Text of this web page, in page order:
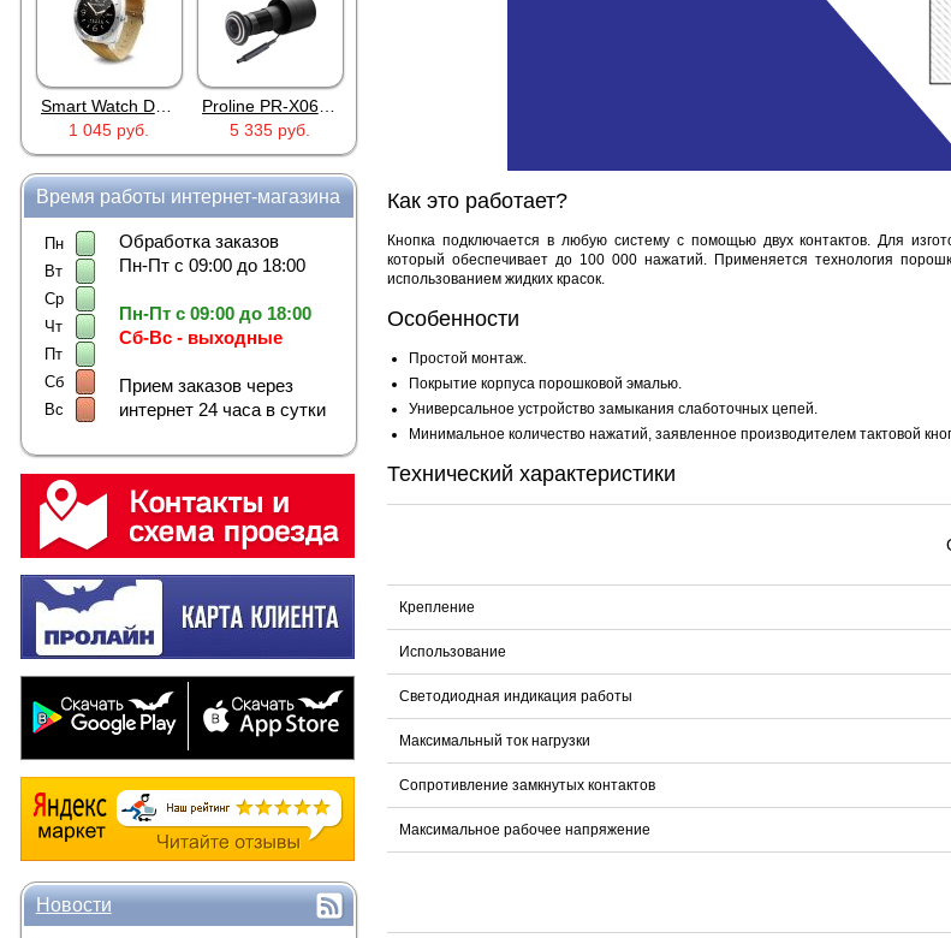
Smart Watch DM88 Silver
Proline PR-X06WR
5 335 руб.
RTU5024
2 690 руб.
Время работы интернет-магазина
Пн
Вт
Ср
Чт
Пт
Сб
Вс
Обработка заказов
Пн-Пт с 09:00 до 18:00
Пн-Пт с 09:00 до 18:00
Сб-Вс - выходные
Прием заказов через
интернет 24 часа в сутки
Новости
Как это работает?
Кнопка подключается в любую систему с помощью двух контактов. Для
который обеспечивает до 100 000 нажатий. Применяется технология
использованием жидких красок.
Особенности
Простой монтаж.
Покрытие корпуса порошковой эмалью.
Универсальное устройство замыкания слаботочных цепей.
Минимальное количество нажатий, заявленное производителем тактовой
Технический характеристики
Крепление
Использование
Светодиодная индикация работы
Максимальный ток нагрузки
Сопротивление замкнутых контактов
Максимальное рабочее напряжение